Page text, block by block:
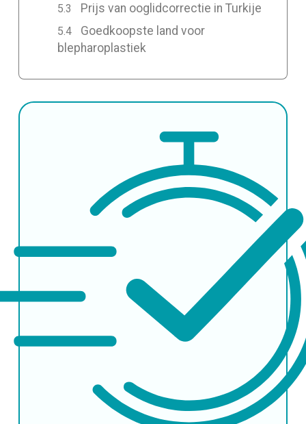
Prijs van ooglidcorrectie in Turkije
Goedkoopste land voor
blepharoplastiek